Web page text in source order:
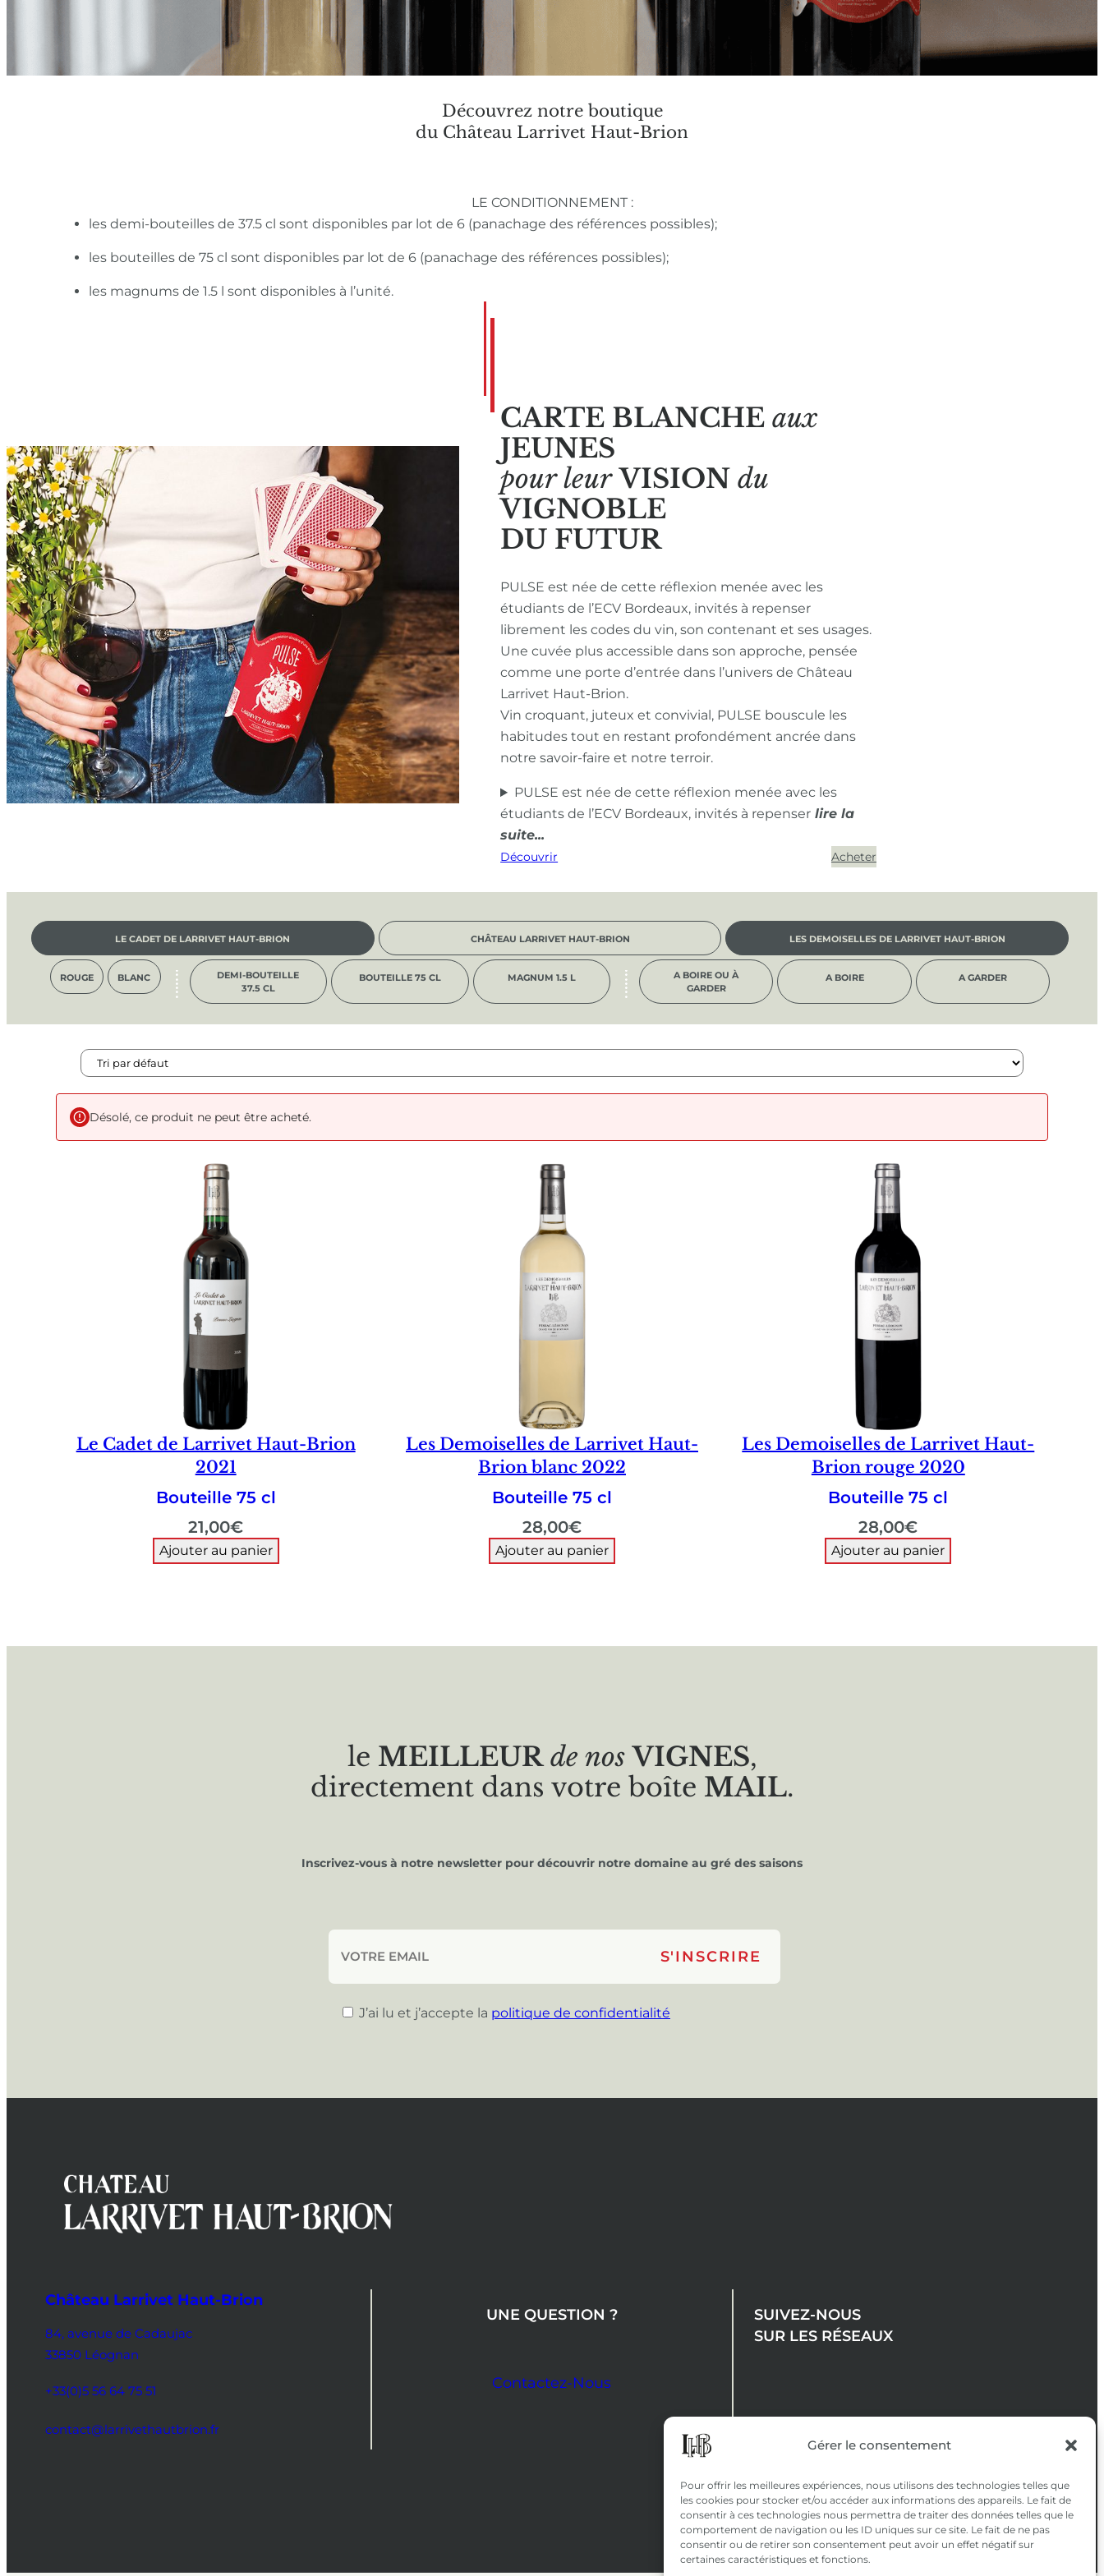
Gérer le consentement
Pour offrir les meilleures expériences, nous utilisons des technologies telles que
les cookies pour stocker et/ou accéder aux informations des appareils. Le fait de
consentir à ces technologies nous permettra de traiter des données telles que le
comportement de navigation ou les ID uniques sur ce site. Le fait de ne pas
consentir ou de retirer son consentement peut avoir un effet négatif sur
certaines caractéristiques et fonctions.
Découvrez notre boutique
du Château Larrivet Haut-Brion
LE CONDITIONNEMENT :
les demi-bouteilles de 37.5 cl sont disponibles par lot de 6 (panachage des références possibles);
les bouteilles de 75 cl sont disponibles par lot de 6 (panachage des références possibles);
les magnums de 1.5 l sont disponibles à l’unité.
CARTE BLANCHE aux
JEUNES
pour leur VISIONdu
VIGNOBLE
DU FUTUR
PULSE est née de cette réflexion menée avec les
étudiants de l’ECV Bordeaux, invités à repenser
librement les codes du vin, son contenant et ses usages.
Une cuvée plus accessible dans son approche, pensée
comme une porte d’entrée dans l’univers de Château
Larrivet Haut-Brion.
Vin croquant, juteux et convivial, PULSE bouscule les
habitudes tout en restant profondément ancrée dans
notre savoir-faire et notre terroir.
PULSE est née de cette réflexion menée avec les
étudiants de l’ECV Bordeaux, invités à repenser
Découvrir Acheter
LE CADET DE LARRIVET HAUT-BRION CHÂTEAU LARRIVET HAUT-BRION LES DEMOISELLES DE LARRIVET HAUT-BRION
ROUGE BLANC
DEMI-BOUTEILLE
37.5 CL
BOUTEILLE 75 CL MAGNUM 1.5 L
A BOIRE OU À
GARDER
A BOIRE A GARDER
Désolé, ce produit ne peut être acheté.
Le Cadet de Larrivet Haut-Brion
2021
Bouteille 75 cl
21,00€
Ajouter au panier
Les Demoiselles de Larrivet Haut-
Brion blanc 2022
Bouteille 75 cl
28,00€
Ajouter au panier
Les Demoiselles de Larrivet Haut-
Brion rouge 2020
Bouteille 75 cl
28,00€
Ajouter au panier
le MEILLEUR de nos VIGNES,
directement dans votre boîte MAIL.
Inscrivez-vous à notre newsletter pour découvrir notre domaine au gré des saisons
J’ai lu et j’accepte la politique de confidentialité
Château Larrivet Haut-Brion
84, avenue de Cadaujac
33850 Léognan
+33(0)5 56 64 75 51
contact@larrivethautbrion.fr
UNE QUESTION ?
Contactez-Nous
SUIVEZ-NOUS
SUR LES RÉSEAUX